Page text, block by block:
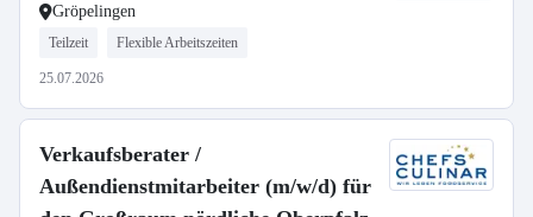
Gröpelingen
Teilzeit Flexible Arbeitszeiten
25.07.2026
Verkaufsberater /
Außendienstmitarbeiter (m/w/d) für